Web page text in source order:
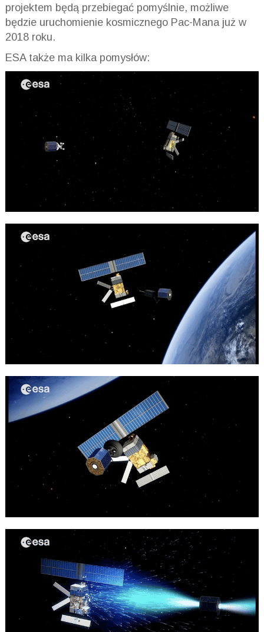
projektem będą przebiegać pomyślnie, możliwe
będzie uruchomienie kosmicznego Pac-Mana już w
2018 roku.
ESA także ma kilka pomysłów: